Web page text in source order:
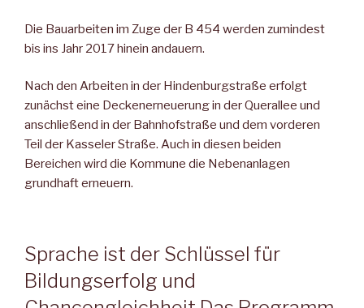
Die Bauarbeiten im Zuge der B 454 werden zumindest
bis ins Jahr 2017 hinein andauern.
Nach den Arbeiten in der Hindenburgstraße erfolgt
zunächst eine Deckenerneuerung in der Querallee und
anschließend in der Bahnhofstraße und dem vorderen
Teil der Kasseler Straße. Auch in diesen beiden
Bereichen wird die Kommune die Nebenanlagen
grundhaft erneuern.
Sprache ist der Schlüssel für
Bildungserfolg und